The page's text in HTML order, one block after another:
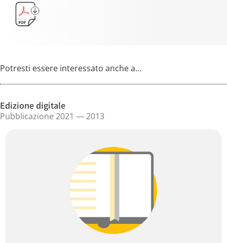
Potresti essere interessato anche a…
Edizione digitale
Pubblicazione 2021 — 2013